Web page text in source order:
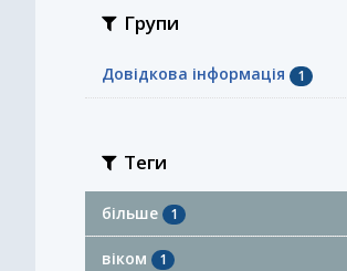
Групи
Довідкова інформація 1
Теги
більше 1
віком 1